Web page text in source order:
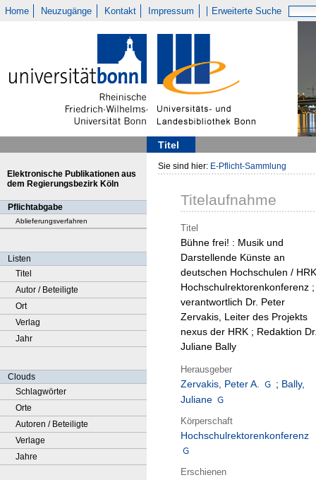
Home Neuzugänge Kontakt Impressum Erweiterte Suche
Titel
Elektronische Publikationen aus
dem Regierungsbezirk Köln
Pflichtabgabe
Ablieferungsverfahren
Listen
Titel
Autor / Beteiligte
Ort
Verlag
Jahr
Clouds
Schlagwörter
Orte
Autoren / Beteiligte
Verlage
Jahre
Sie sind hier: E-Pflicht-Sammlung
Titelaufnahme
Titel
Bühne frei! : Musik und
Darstellende Künste an
deutschen Hochschulen /
Hochschulrektorenkonferenz ;
verantwortlich Dr. Peter
Zervakis, Leiter des Projekts
nexus der HRK ; Redaktion
Juliane Bally
Herausgeber
Zervakis, Peter A. ; Bally,
Juliane
Körperschaft
Hochschulrektorenkonferenz
Erschienen